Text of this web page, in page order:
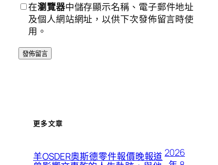
在瀏覽器中儲存顯示名稱、電子郵件地址
及個人網站網址，以供下次發佈留言時使
用。
更多文章
羊OSDER奧斯德零件報價晚報道 2026